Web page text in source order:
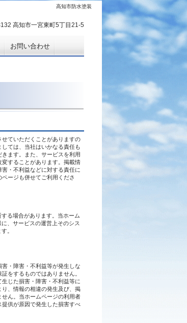
高知市防水塗装
高知市一宮東町5丁目21-5
ていただくことがありますの
ては、当社はいかなる責任も
ます。また、サービスを利用
することがあります。掲載情
・不利益などに対する責任に
ージも併せてご利用くださ
る場合があります。当ホーム
、サービスの運営上そのシス
。
・障害・不利益等が発生しな
をするものではありません。
じた損害・障害・不利益等に
、情報の相違の発生及び、掲
ん。当ホームページの利用者
供が原因で発生した損害すべ
お問い合わせ